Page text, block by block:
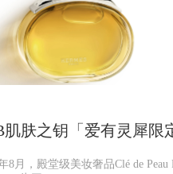
肌肤之钥「爱有灵犀限
8月，殿堂级美妆奢品Clé de